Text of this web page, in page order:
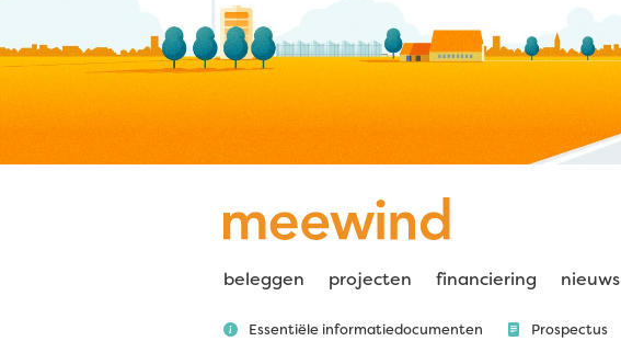
beleggen projecten financiering nieuws
Essentiële informatiedocumenten Prospectus